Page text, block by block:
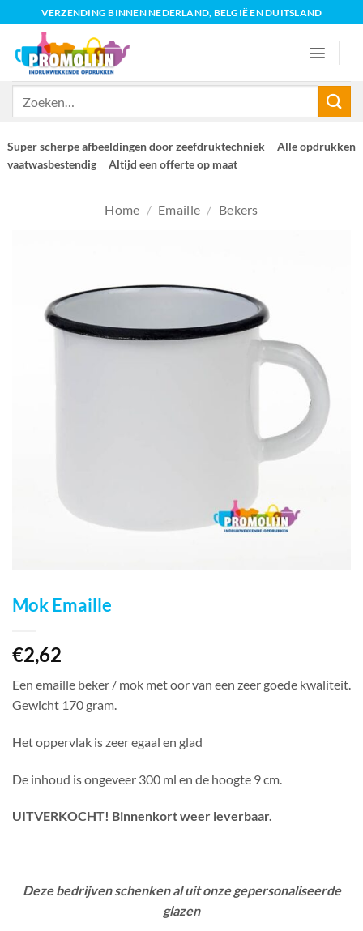
naar
inhoud
VERZENDING BINNEN NEDERLAND, BELGIË EN DUITSLAND
Super scherpe afbeeldingen door zeefdruktechniek Alle opdrukken
vaatwasbestendig Altijd een offerte op maat
Home / Emaille / Bekers
Mok Emaille
€2,62
Een emaille beker / mok met oor van een zeer goede kwaliteit.
Gewicht 170 gram.
Het oppervlak is zeer egaal en glad
De inhoud is ongeveer 300 ml en de hoogte 9 cm.
UITVERKOCHT! Binnenkort weer leverbaar.
Deze bedrijven schenken al uit onze gepersonaliseerde
glazen